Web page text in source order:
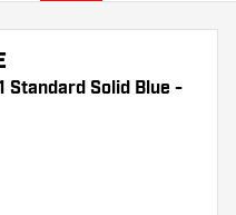
Standard Solid Blue -